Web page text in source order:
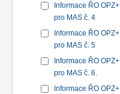
Informace ŘO OPZ+
pro MAS č. 4
Informace ŘO OPZ+
pro MAS č. 5
Informace ŘO OPZ+
pro MAS č. 6.
Informace ŘO OPZ+